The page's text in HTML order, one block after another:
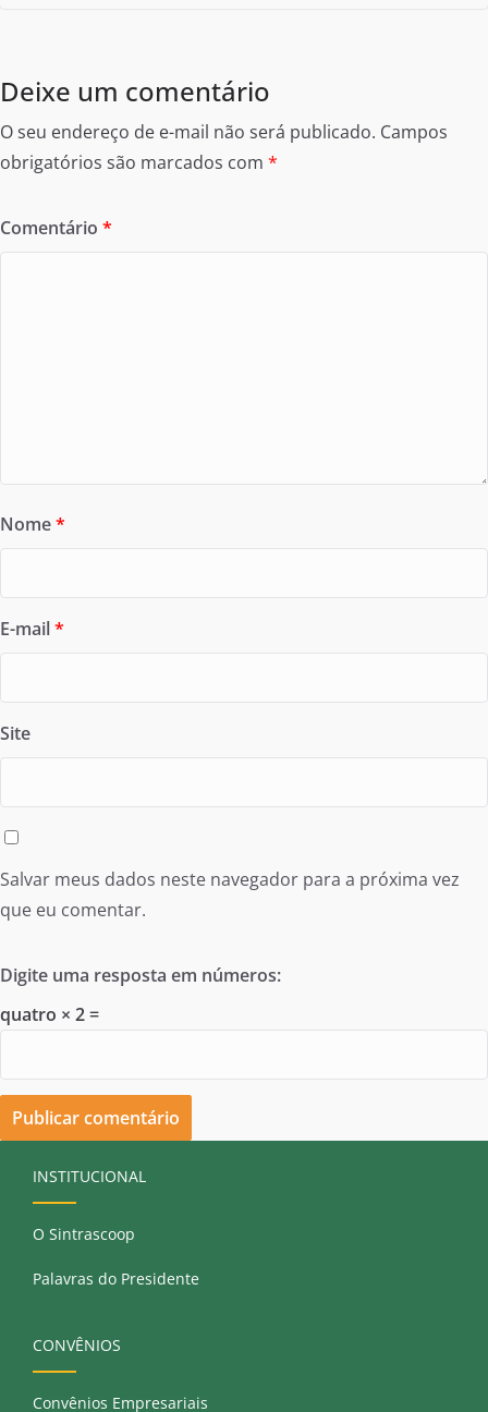
Deixe um comentário
O seu endereço de e-mail não será publicado. Campos
obrigatórios são marcados com *
Comentário *
Nome*
E-mail*
Site
Salvar meus dados neste navegador para a próxima vez
que eu comentar.
Digite uma resposta em números:
quatro × 2 =
INSTITUCIONAL
O Sintrascoop
Palavras do Presidente
CONVÊNIOS
Convênios Empresariais